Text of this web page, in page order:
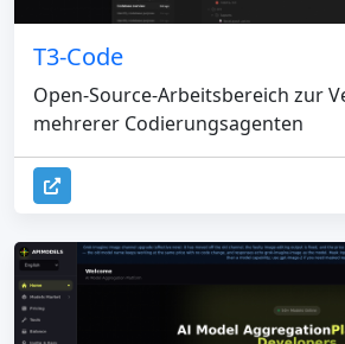
T3-Code
Open-Source-Arbeitsbereich zur
mehrerer Codierungsagenten